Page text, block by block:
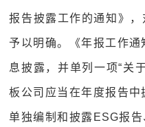
报告披露工作的通知》
予以明确。《年报工作
息披露，并单列一项“关
板公司应当在年度报告
单独编制和披露ESG报